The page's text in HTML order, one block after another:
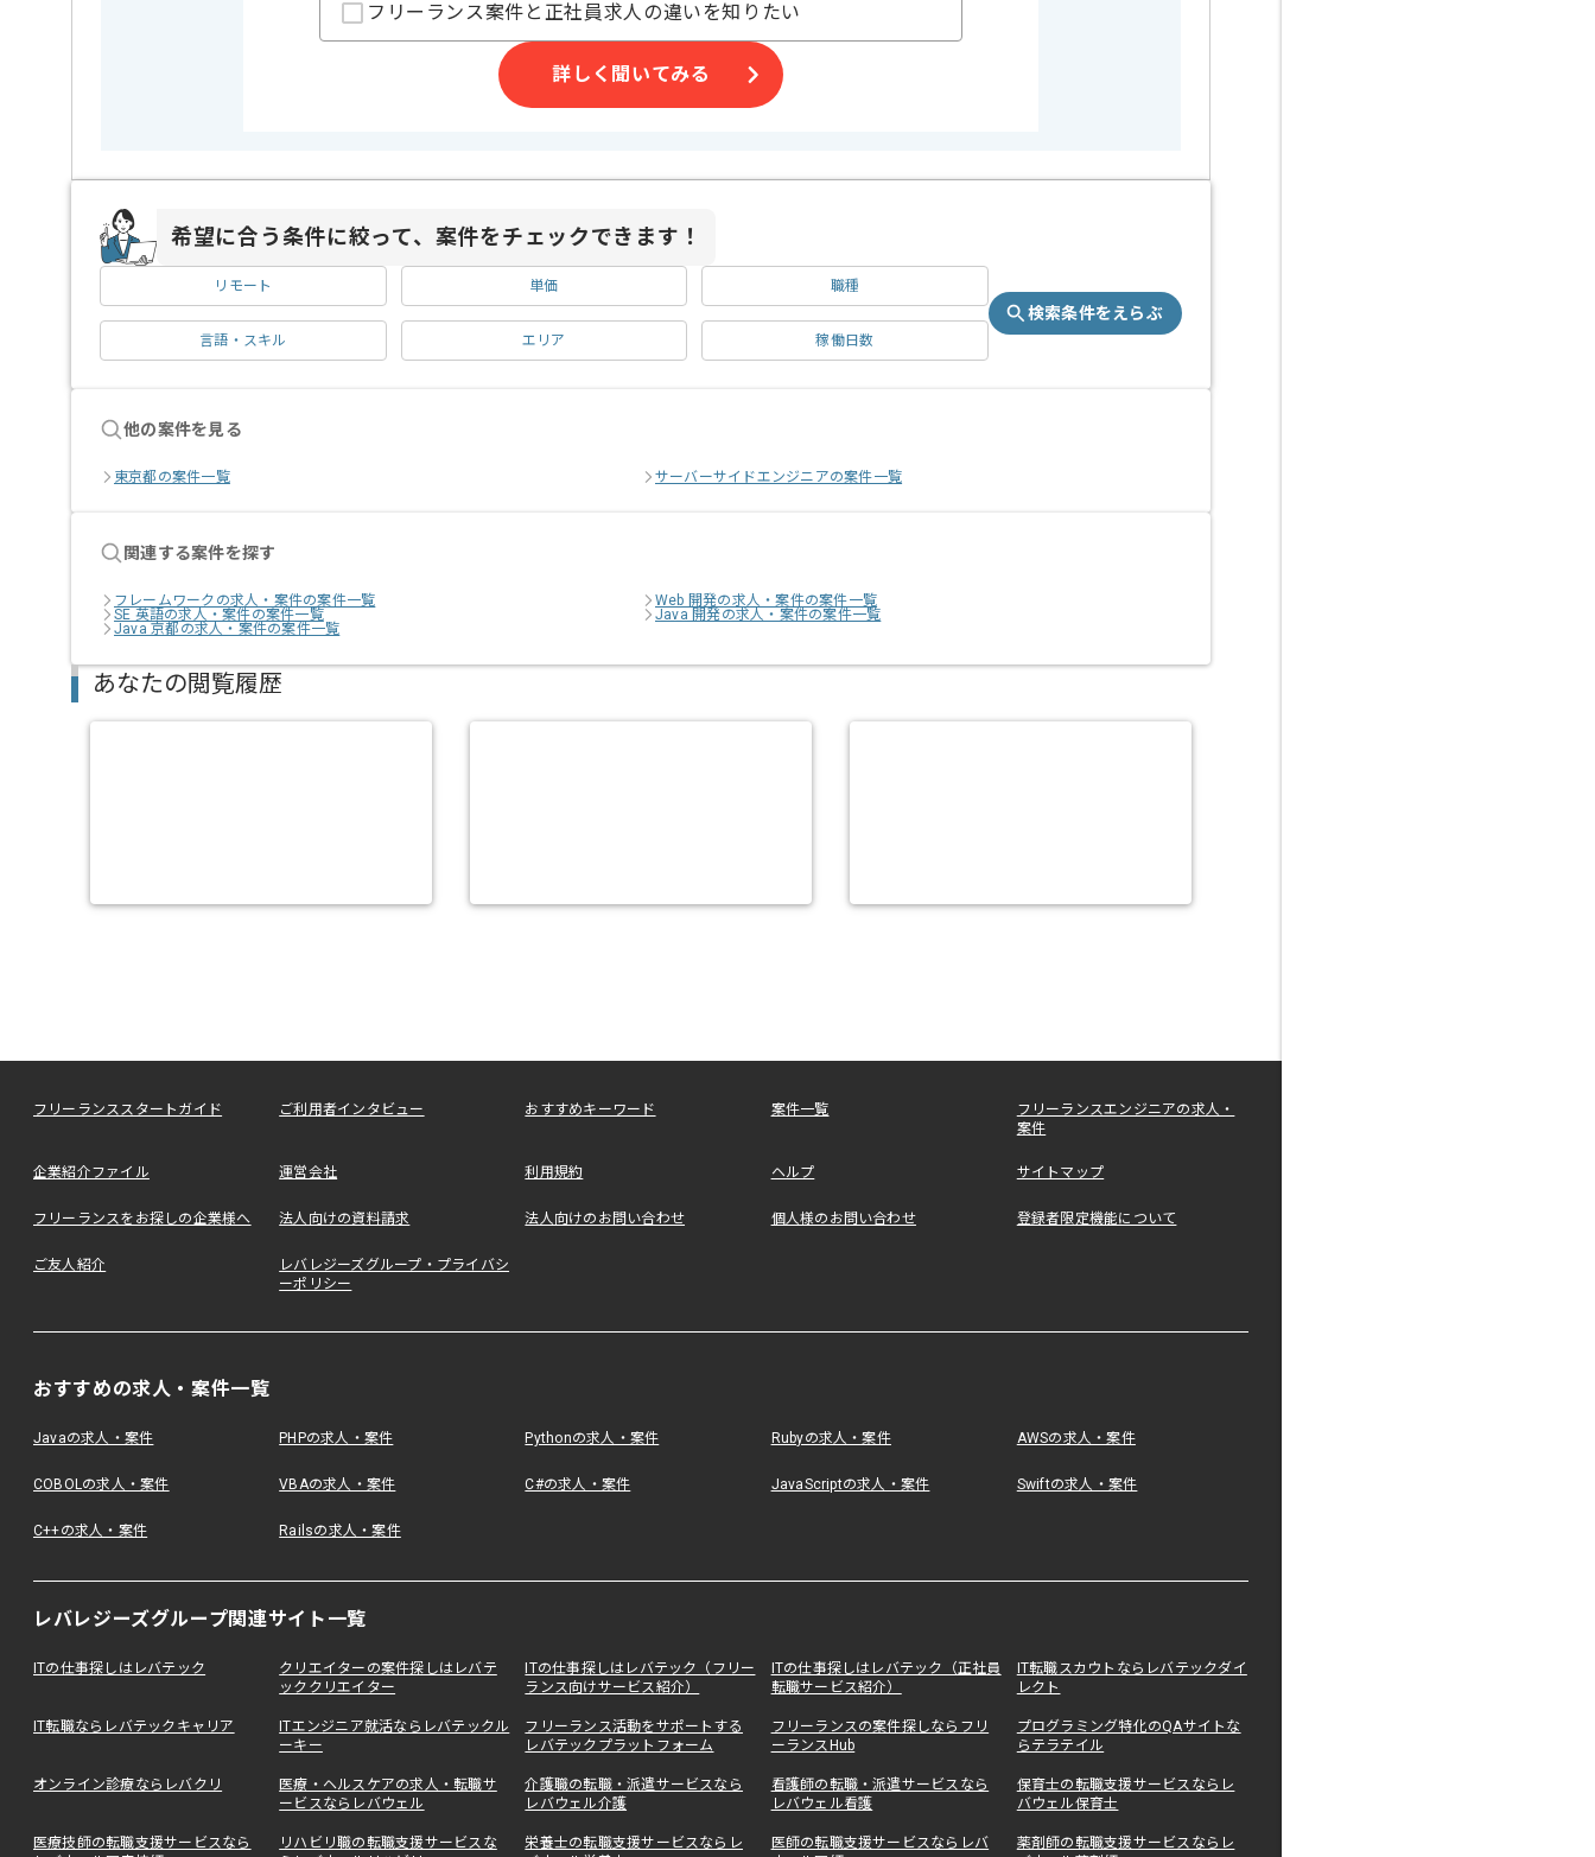
社内の英語化が進んでおり、若干英語を使う機会もございます。
日々の業務に関しては、日本語で行われております。
引っ越したばかりで、新しいオフィスでの作業となり、オススメの環境です。
フリーランス案件と正社員求人の違いを知りたい
詳しく聞いてみる
希望に合う条件に絞って、案件をチェックできます！
リモート 単価 職種
言語・スキル エリア 稼働日数
検索条件をえらぶ
他の案件を見る
東京都の案件一覧 サーバーサイドエンジニアの案件一覧
関連する案件を探す
フレームワークの求人・案件の案件一覧
Web 開発の求人・案件の案件一覧
SE 英語の求人・案件の案件一覧
Java 開発の求人・案件の案件一覧
Java 京都の求人・案件の案件一覧
あなたの閲覧履歴
フリーランススタートガイド ご利用者インタビュー おすすめキーワード 案件一覧
フリーランスエンジニアの求人・
案件
企業紹介ファイル 運営会社 利用規約 ヘルプ サイトマップ
フリーランスをお探しの企業様へ 法人向けの資料請求 法人向けのお問い合わせ 個人様のお問い合わせ 登録者限定機能について
ご友人紹介
レバレジーズグループ・プライバシ
ーポリシー
おすすめの求人・案件一覧
Javaの求人・案件 PHPの求人・案件 Pythonの求人・案件 Rubyの求人・案件 AWSの求人・案件
COBOLの求人・案件 VBAの求人・案件 C#の求人・案件 JavaScriptの求人・案件 Swiftの求人・案件
C++の求人・案件 Railsの求人・案件
レバレジーズグループ関連サイト一覧
ITの仕事探しはレバテック
クリエイターの案件探しはレバテ
ッククリエイター
ITの仕事探しはレバテック（フリー
ランス向けサービス紹介）
ITの仕事探しはレバテック（正社員
転職サービス紹介）
IT転職スカウトならレバテックダイ
レクト
IT転職ならレバテックキャリア
ITエンジニア就活ならレバテックル
ーキー
フリーランス活動をサポートする
レバテックプラットフォーム
フリーランスの案件探しならフリ
ーランスHub
プログラミング特化のQAサイトな
らテラテイル
オンライン診療ならレバクリ
医療・ヘルスケアの求人・転職サ
ービスならレバウェル
介護職の転職・派遣サービスなら
レバウェル介護
看護師の転職・派遣サービスなら
レバウェル看護
保育士の転職支援サービスならレ
バウェル保育士
医療技師の転職支援サービスなら
リハビリ職の転職支援サービスな
栄養士の転職支援サービスならレ
医師の転職支援サービスならレバ
薬剤師の転職支援サービスならレ